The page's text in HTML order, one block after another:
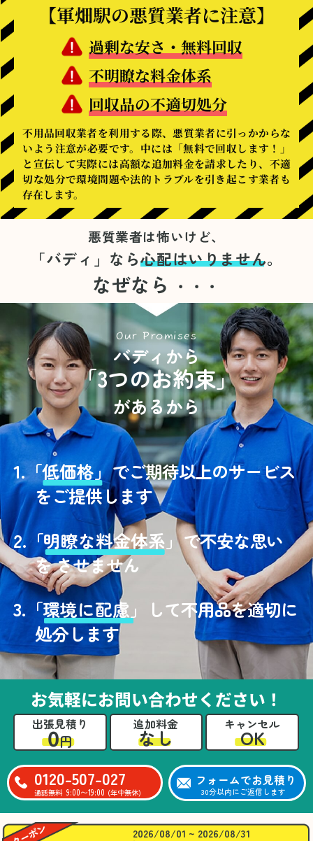
【軍畑駅の悪質業者に注意】
過剰な安さ・無料回収
不明瞭な料金体系
回収品の不適切処分
不用品回収業者を利用する際、悪質業者に引っかからな
いよう注意が必要です。中には「無料で回収します！」
と宣伝して実際には高額な追加料金を請求したり、不適
切な処分で環境問題や法的トラブルを引き起こす業者も
存在します。
悪質業者は怖いけど、
「バディ」なら心配はいりません。
なぜなら ・・・
Our Promises
バディから
「3つのお約束」
があるから
1.「低価格」でご期待以上のサービス
をご提供します
2.「明瞭な料金体系」で不安な思い
を させません
3. 「環境に配慮」
して不用品を適切に
処分します
お気軽にお問い合わせください！
出張見積り
0円
追加料金
なし
キャンセル
OK
0120-507-027
通話無料 9:00〜19:00 (年中無休)
フォームでお見積り
30分以内にご返信します
2026/08/01 ~ 2026/08/31